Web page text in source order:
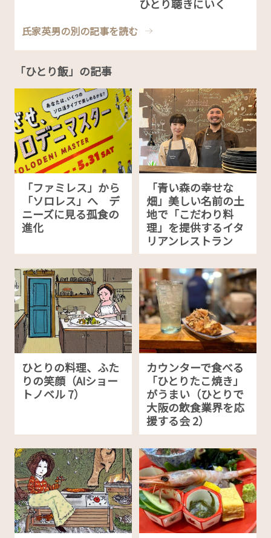
ひとり聴きにいく
氏家英男の別の記事を読む
「ひとり飯」の記事
「ファミレス」から
「ソロレス」へ デ
ニーズに見る孤食の
進化
「青い森の幸せな
畑」美しい名前の土
地で「こだわり料
理」を提供するイタ
リアンレストラン
ひとりの料理、ふた
りの笑顔（AIショー
トノベル 7）
カウンターで食べる
「ひとりたこ焼き」
がうまい（ひとりで
大阪の飲食業界を応
援する会 2）